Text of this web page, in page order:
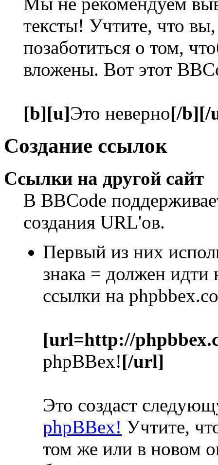
тексты! Учтите, что
позаботиться о том,
вложены. Вот этот
[b][u]Это неверно[/b][/
Создание ссылок
Ссылки на другой сайт
В BBCode
создания URL'ов.
Первый из них
знака = должен
ссылки на
[url=http://
phpBBex![/url]
Это создаст
phpBBex! Учтите,
том же или в новом